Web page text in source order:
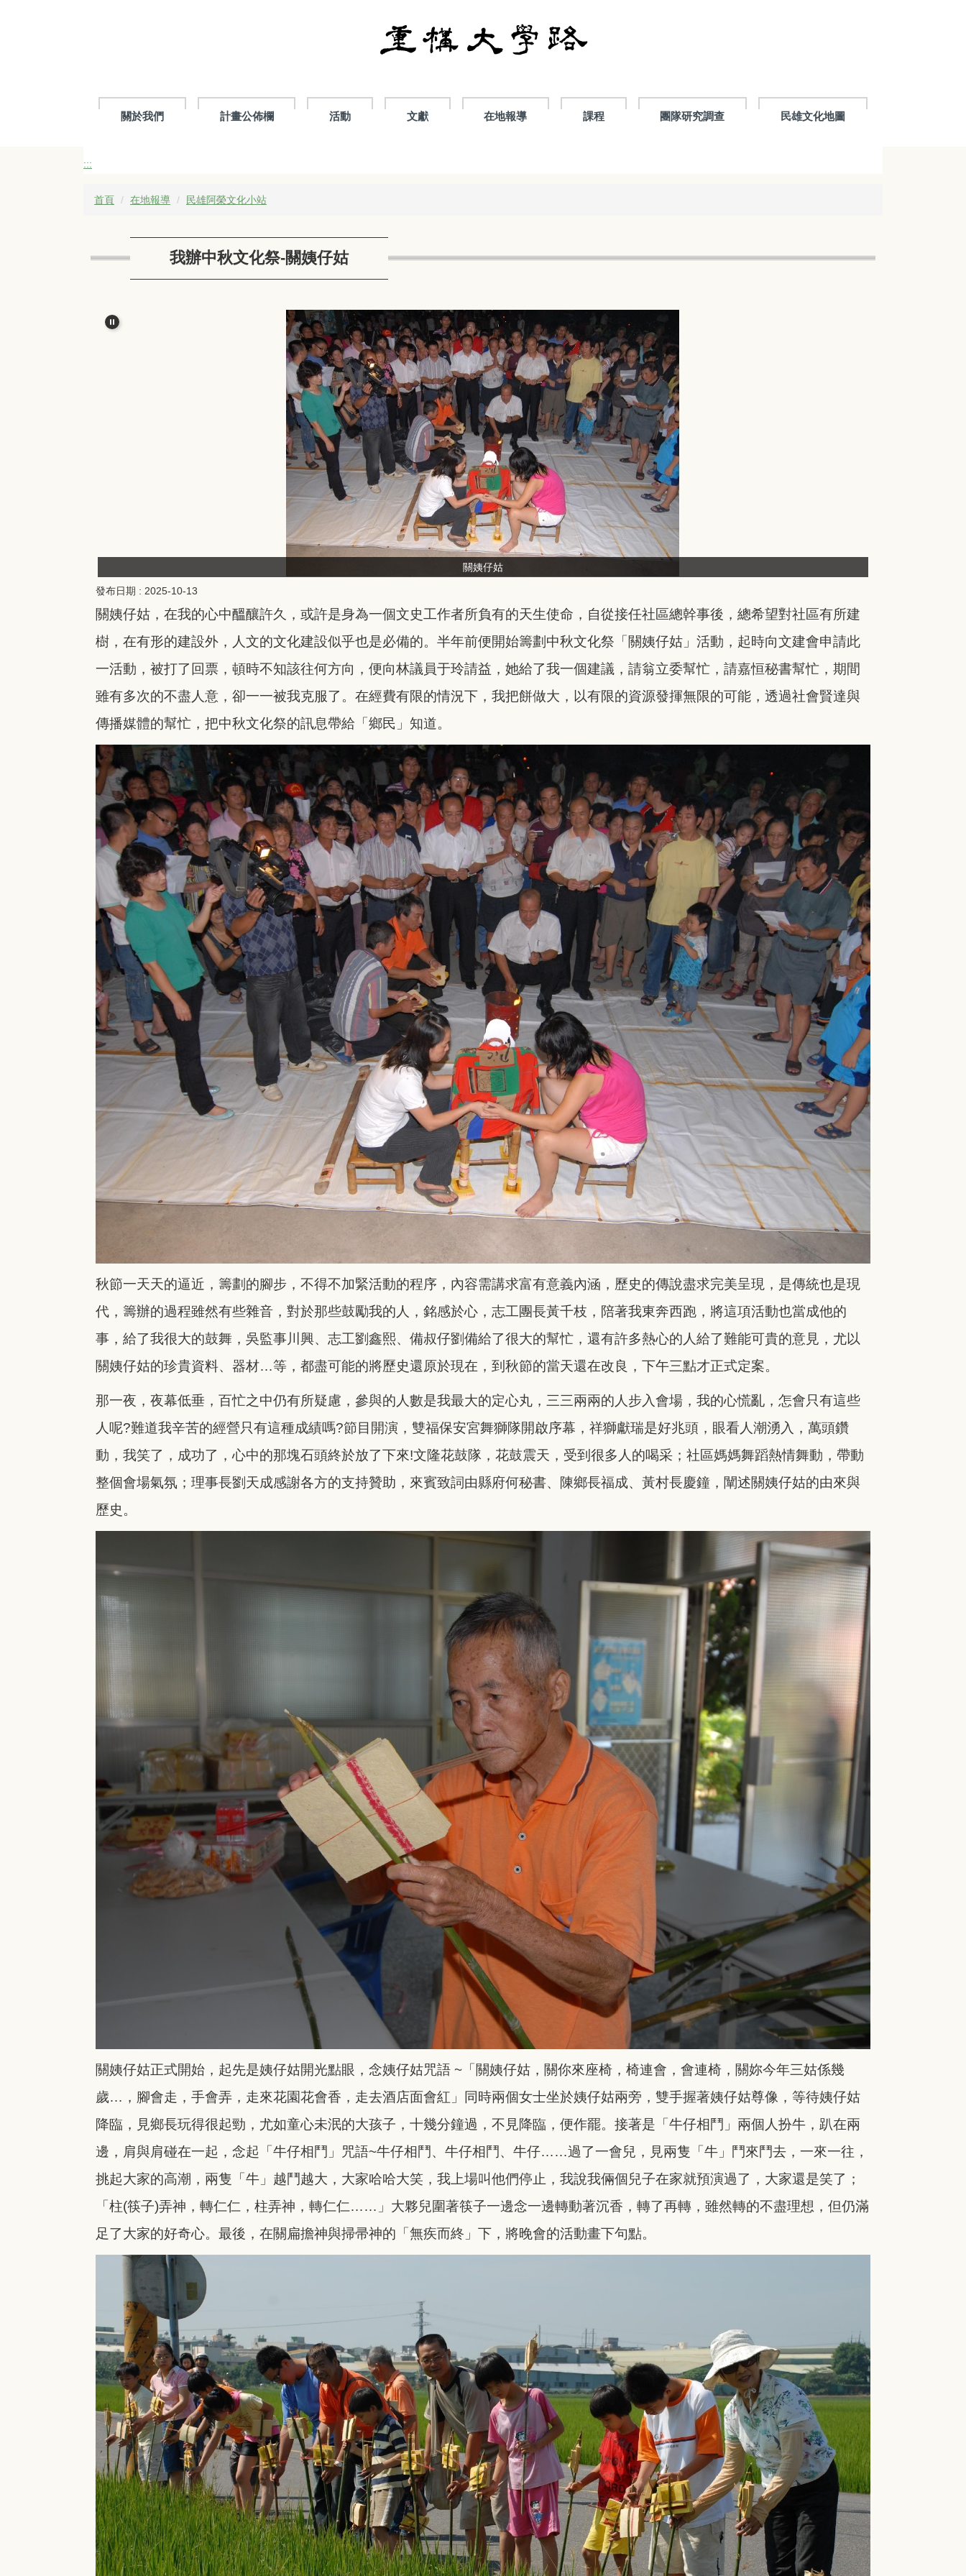
關於我們 計畫公佈欄 活動 文獻 在地報導 課程 團隊研究調查 民雄文化地圖
:::
首頁 在地報導 民雄阿榮文化小站
我辦中秋文化祭-關姨仔姑
關姨仔姑
發布日期 : 2025-10-13
關姨仔姑，在我的心中醞釀許久，或許是身為一個文史工作者所負有的天生使命，自從接任社區總幹事後， 總希望對社區有所建
樹，在有形的建設外，人文的文化建設似乎也是必備的。半年前便開始籌劃中秋文化祭「關姨仔姑」 活動，起時向文建會申請此
一活動，被打了回票，頓時不知該往何方向，便向林議員于玲請益，她給了我一個建議，請翁立委幫忙，請嘉恒秘書幫忙，期間
雖有多次的不盡人意， 卻一一被我克服了。在經費有限的情況下，我把餅做大，以有限的資源發揮無限的可能，透過社會賢達與
傳播媒體的幫忙，把中秋文化祭的訊息帶給「鄉民」知道。
秋節一天天的逼近，籌劃的腳步，不得不加緊活動的程序，內容需講求富有意義內涵，歷史的傳說盡求完美呈現，是傳統也是現
代，籌辦的過程雖然有些雜音，對於那些鼓勵我的人，銘感於心，志工團長黃千枝，陪著我東奔西跑，將這項活動也當成他的
事，給了我很大的鼓舞，吳監事川興、 志工劉鑫熙、備叔仔劉備給了很大的幫忙，還有許多熱心的 人給了難能可貴的意見，尤以
關姨仔姑的珍貴資料、器材…等，都盡可能的將歷史還原於現在，到秋節的當天還在改良，下午三點才正式定案。
那一夜，夜幕低垂，百忙之中仍有所疑慮，參與的人數是我最大的定心丸，三三兩兩的人步入會場，我的心慌亂， 怎會只有這些
人呢?難道我辛苦的經營只有這種成績嗎?節目開演，雙福保安宮舞獅隊開啟序幕，祥獅獻瑞是好兆頭，眼看人潮湧入，萬頭鑽
動，我笑了，成功了，心中的那塊石頭終於放了下來!文隆花鼓隊，花鼓震天，受到很多人的喝采；社區媽媽舞蹈熱情舞動，帶動
整個會場氣氛；理事長劉天成感謝各方的支持贊助，來賓致詞由縣府何秘書、陳鄉長福成、黃村長慶鐘，闡述關姨仔姑的由來與
歷史。
關姨仔姑正式開始，起先是姨仔姑開光點眼，念姨仔姑咒語 ~「關姨仔姑，關你來座椅，椅連會，會連椅，關妳今年三姑係幾
歲…，腳會走，手會弄，走來花園花會香，走去酒店面會紅」同時兩個女士坐於姨仔姑兩旁，雙手握著姨仔姑尊像，等待姨仔姑
降臨，見鄉長玩得很起勁，尤如童心未泯的大孩子，十幾分鐘過，不見降臨，便作罷。接著是「牛仔相鬥」兩個人扮牛，趴在兩
邊，肩與肩碰在一起，念起「牛仔相鬥」咒語~牛仔相鬥、牛仔相鬥、牛仔……過了一會兒，見兩隻「牛」
鬥來鬥去，一來一往，
挑起大家的高潮，兩隻「牛」越鬥越大，大家哈哈大笑，我上場叫他們停止，我說我倆個兒子在家就預演過了，大家還是笑了；
「柱(筷子)弄神，轉仁仁，柱弄神，轉仁仁……」大夥兒圍著筷子一邊念一邊轉動著沉香，轉了再轉，雖然轉的不盡理想，但仍滿
足了大家的好奇心。最後 ，在關扁擔神與掃帚神的「無疾而終」下，將晚會的活動畫下句點。